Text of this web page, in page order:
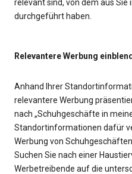
relevant sind, von dem aus Sie
durchgeführt haben.
Relevantere Werbung
Anhand Ihrer
relevantere Werbung
nach „Schuhgeschäfte in
Standortinformationen dafür
Werbung von
Suchen Sie nach einer
Werbetreibende auf die